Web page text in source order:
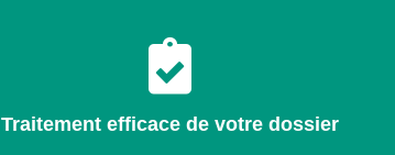
Traitement efficace de votre dossier